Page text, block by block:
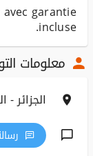
garantie
incluse.
معلومات
الجزائر